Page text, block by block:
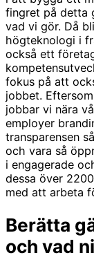
fingret på detta
vad vi gör. Då
högteknologi i
också ett
fokus på att
jobbet.
jobbar vi nära
employer
transparensen
och vara så
i engagerade
dessa över
med att arbeta
Berätta
och vad